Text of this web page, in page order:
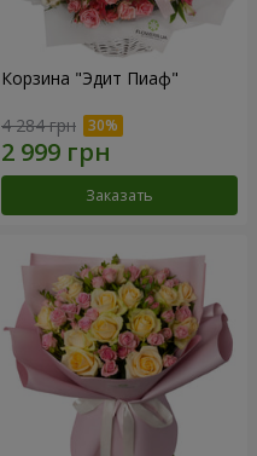
Корзина "Эдит Пиаф"
4 284 грн
Заказать